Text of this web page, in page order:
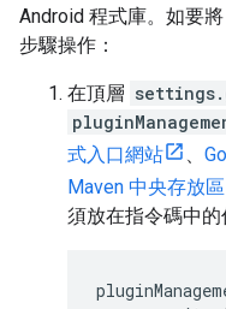
Android 程式庫。如要
步驟操作：
在頂層
式入口網站
、
Maven 中央存放區
須放在指令碼中的